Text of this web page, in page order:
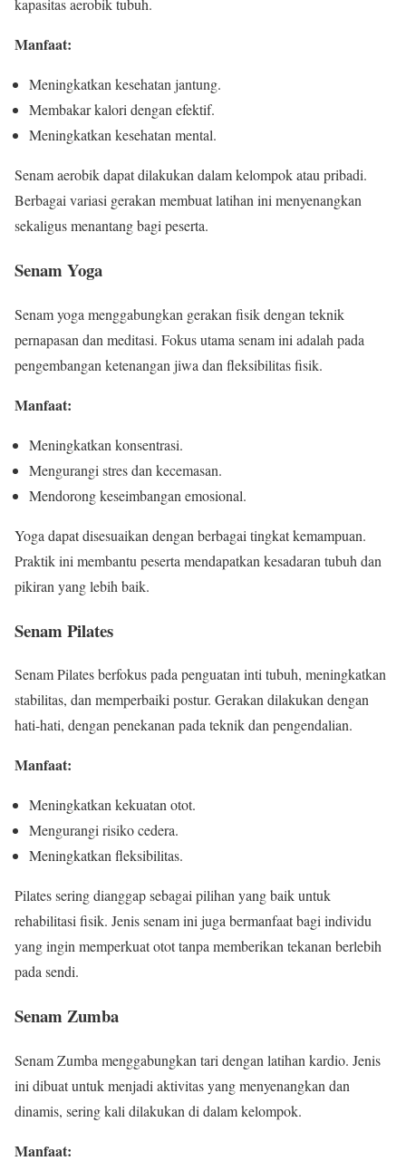
kapasitas aerobik tubuh.
Manfaat:
Meningkatkan kesehatan jantung.
Membakar kalori dengan efektif.
Meningkatkan kesehatan mental.
Senam aerobik dapat dilakukan dalam kelompok atau pribadi.
Berbagai variasi gerakan membuat latihan ini menyenangkan
sekaligus menantang bagi peserta.
Senam Yoga
Senam yoga menggabungkan gerakan fisik dengan teknik
pernapasan dan meditasi. Fokus utama senam ini adalah pada
pengembangan ketenangan jiwa dan fleksibilitas fisik.
Manfaat:
Meningkatkan konsentrasi.
Mengurangi stres dan kecemasan.
Mendorong keseimbangan emosional.
Yoga dapat disesuaikan dengan berbagai tingkat kemampuan.
Praktik ini membantu peserta mendapatkan kesadaran tubuh dan
pikiran yang lebih baik.
Senam Pilates
Senam Pilates berfokus pada penguatan inti tubuh, meningkatkan
stabilitas, dan memperbaiki postur. Gerakan dilakukan dengan
hati-hati, dengan penekanan pada teknik dan pengendalian.
Manfaat:
Meningkatkan kekuatan otot.
Mengurangi risiko cedera.
Meningkatkan fleksibilitas.
Pilates sering dianggap sebagai pilihan yang baik untuk
rehabilitasi fisik. Jenis senam ini juga bermanfaat bagi individu
yang ingin memperkuat otot tanpa memberikan tekanan berlebih
pada sendi.
Senam Zumba
Senam Zumba menggabungkan tari dengan latihan kardio. Jenis
ini dibuat untuk menjadi aktivitas yang menyenangkan dan
dinamis, sering kali dilakukan di dalam kelompok.
Manfaat: